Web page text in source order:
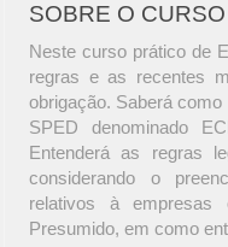
SOBRE O CURSO
Neste curso prático de
regras e as recentes
obrigação. Saberá
SPED denominado
Entenderá as regras
considerando o
relativos à empresas
Presumido, em como